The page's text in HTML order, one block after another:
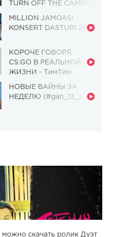
TURN OFF THE CAMERA
Чудовище] (Выпуск 110)
MILLION JAMOASI
KONSERT DASTURI 2019
КОРОЧЕ ГОВОРЯ,
CS:GO В РЕАЛЬНОЙ
ЖИЗНИ - ТимТим.
НОВЫЕ ВАЙНЫ ЗА
НЕДЕЛЮ (#gan_13_)
можно скачать ролик Дуэт